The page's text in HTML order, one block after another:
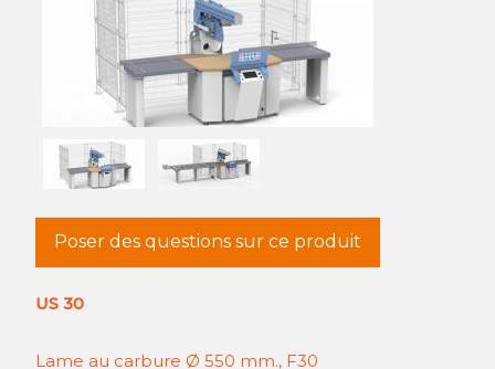
Poser des questions sur ce produit
US 30
Lame au carbure Ø 550 mm., F30